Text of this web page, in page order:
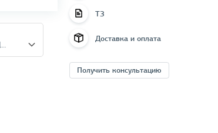
ТЗ
Доставка и оплата
Получить консультацию